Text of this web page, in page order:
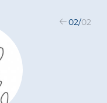
02/02